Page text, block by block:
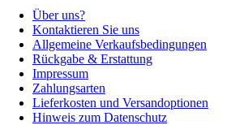
Über uns?
Kontaktieren Sie uns
Allgemeine Verkaufsbedingungen
Rückgabe & Erstattung
Impressum
Zahlungsarten
Lieferkosten und Versandoptionen
Hinweis zum Datenschutz